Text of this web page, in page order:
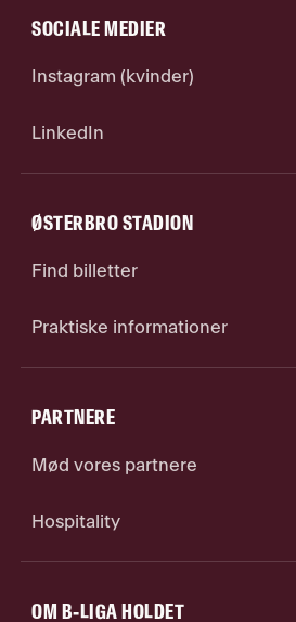
SOCIALE MEDIER
Instagram (kvinder)
LinkedIn
ØSTERBRO STADION
Find billetter
Praktiske informationer
PARTNERE
Mød vores partnere
Hospitality
OM B-LIGA HOLDET